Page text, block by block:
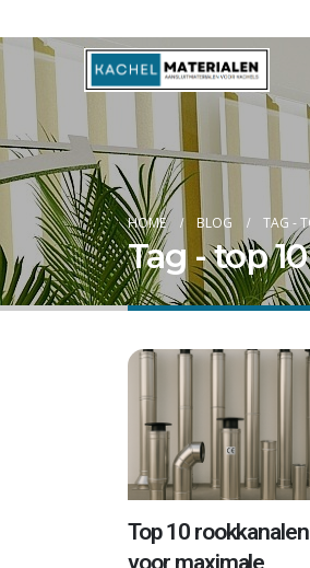
HOME BLOG TAG -
Tag - top
Top 10 rookkanalen
voor maximale